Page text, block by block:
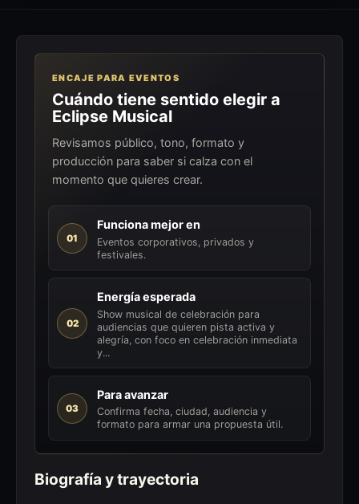
ENCAJE PARA EVENTOS
Cuándo tiene sentido elegir a
Eclipse Musical
Revisamos público, tono, formato y
producción para saber si calza con el
momento que quieres crear.
01
Funciona mejor en
Eventos corporativos, privados y
festivales.
02
Energía esperada
Show musical de celebración para
audiencias que quieren pista activa y
alegría, con foco en celebración inmediata
y...
03
Para avanzar
Confirma fecha, ciudad, audiencia y
formato para armar una propuesta útil.
Biografía y trayectoria